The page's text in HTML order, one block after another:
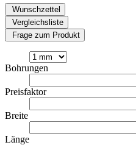
Wunschzettel
Vergleichsliste
Frage zum Produkt
Bohrungen
Preisfaktor
Breite
Länge